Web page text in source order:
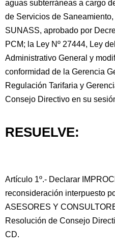
aguas subterráneas a cargo
de Servicios de
SUNASS, aprobado por
PCM; la Ley Nº 27444, Ley
Administrativo General y
conformidad de la Gerencia
Regulación Tarifaria y
Consejo Directivo en su
RESUELVE:
Artículo 1º.- Declarar
reconsideración interpuesto
ASESORES Y
Resolución de Consejo
CD.